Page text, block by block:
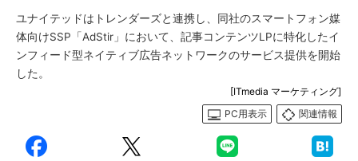
ユナイテッドはトレンダーズと連携し、同社のスマートフォン媒
体向けSSP「AdStir」において、記事コンテンツLPに特化したイ
ンフィード型ネイティブ広告ネットワークのサービス提供を開始
した。
[ITmedia マーケティング]
PC用表示
関連情報